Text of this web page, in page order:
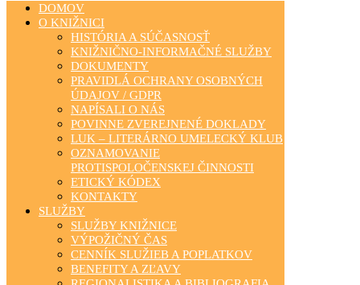
DOMOV
O KNIŽNICI
HISTÓRIA A SÚČASNOSŤ
KNIŽNIČNO-INFORMAČNÉ SLUŽBY
DOKUMENTY
PRAVIDLÁ OCHRANY OSOBNÝCH
ÚDAJOV / GDPR
NAPÍSALI O NÁS
POVINNE ZVEREJNENÉ DOKLADY
LUK – LITERÁRNO UMELECKÝ KLUB
OZNAMOVANIE
PROTISPOLOČENSKEJ ČINNOSTI
ETICKÝ KÓDEX
KONTAKTY
SLUŽBY
SLUŽBY KNIŽNICE
VÝPOŽIČNÝ ČAS
CENNÍK SLUŽIEB A POPLATKOV
BENEFITY A ZĽAVY